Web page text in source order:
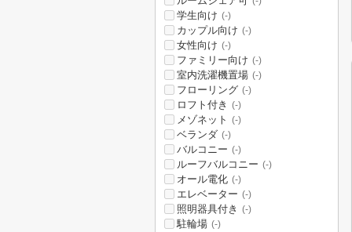
学生向け (-)
カップル向け (-)
女性向け (-)
ファミリー向け (-)
室内洗濯機置場 (-)
フローリング (-)
ロフト付き (-)
メゾネット (-)
ベランダ (-)
バルコニー (-)
ルーフバルコニー (-)
オール電化 (-)
エレベーター (-)
照明器具付き (-)
駐輪場 (-)